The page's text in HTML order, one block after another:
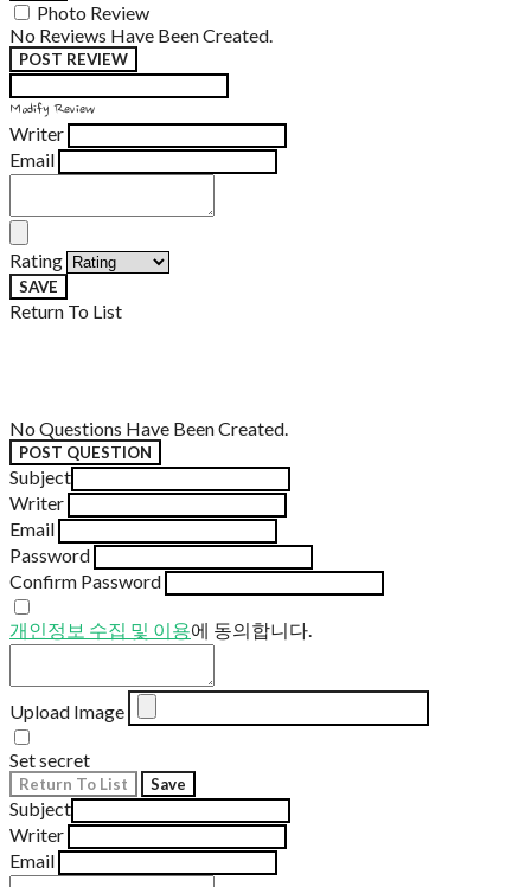
Photo Review
No Reviews Have Been Created.
POST REVIEW
Modify Review
Writer
Email
Rating
SAVE
Return To List
No Questions Have Been Created.
POST QUESTION
Subject
Writer
Email
Password
Confirm Password
개인정보 수집 및 이용에 동의합니다.
Upload Image
Set secret
Return To List Save
Subject
Writer
Email